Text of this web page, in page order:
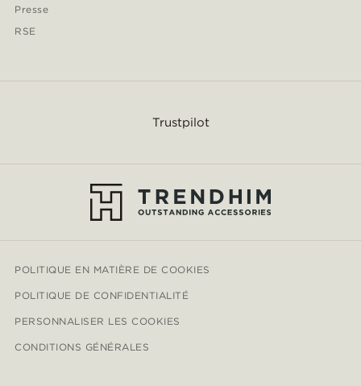
Presse
RSE
Trustpilot
POLITIQUE EN MATIÈRE DE COOKIES
POLITIQUE DE CONFIDENTIALITÉ
PERSONNALISER LES COOKIES
CONDITIONS GÉNÉRALES